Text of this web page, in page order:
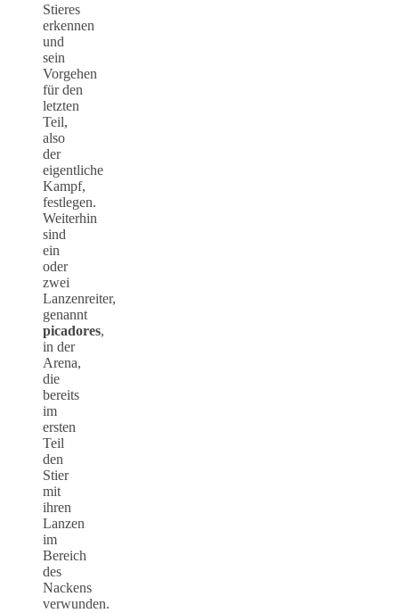
Stieres
erkennen
und
sein
Vorgehen
für den
letzten
Teil,
also
der
eigentliche
Kampf,
festlegen.
Weiterhin
sind
ein
oder
zwei
Lanzenreiter,
genannt
picadores,
in der
Arena,
die
bereits
im
ersten
Teil
den
Stier
mit
ihren
Lanzen
im
Bereich
des
Nackens
verwunden.